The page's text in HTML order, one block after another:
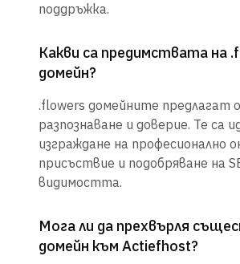
поддръжка.
Какви са предимствата на
домейн?
.flowers домейните предлагат
разпознаване и доверие. Те са
изграждане на професионално
присъствие и подобряване на
видимостта.
Мога ли да прехвърля
домейн към Actiefhost?